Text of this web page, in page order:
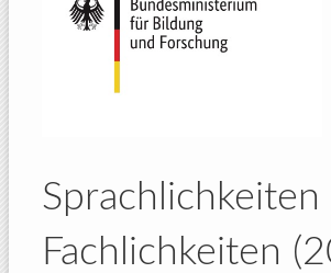
Sprachlichkeiten
Fachlichkeiten